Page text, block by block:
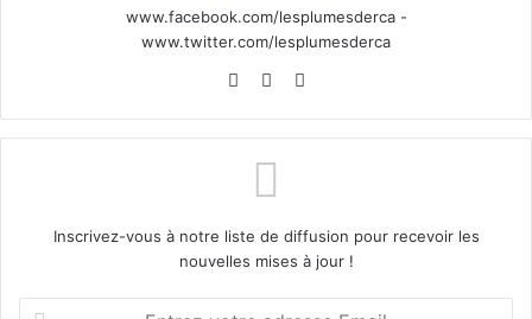
www.facebook.com/lesplumesderca -
www.twitter.com/lesplumesderca
WebsiteFacebook
Inscrivez-vous à notre liste de diffusion pour recevoir les
nouvelles mises à jour !